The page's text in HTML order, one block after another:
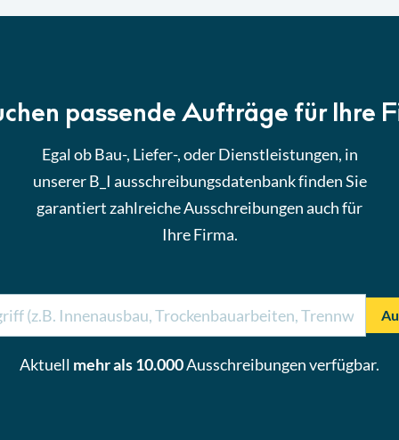
passende Aufträge für Ihre
Egal ob Bau-, Liefer-, oder Dienstleistungen, in
unserer B_I ausschreibungsdatenbank finden Sie
garantiert zahlreiche Ausschreibungen auch für
Ihre Firma.
Aktuell mehr als 10.000Ausschreibungen verfügbar.